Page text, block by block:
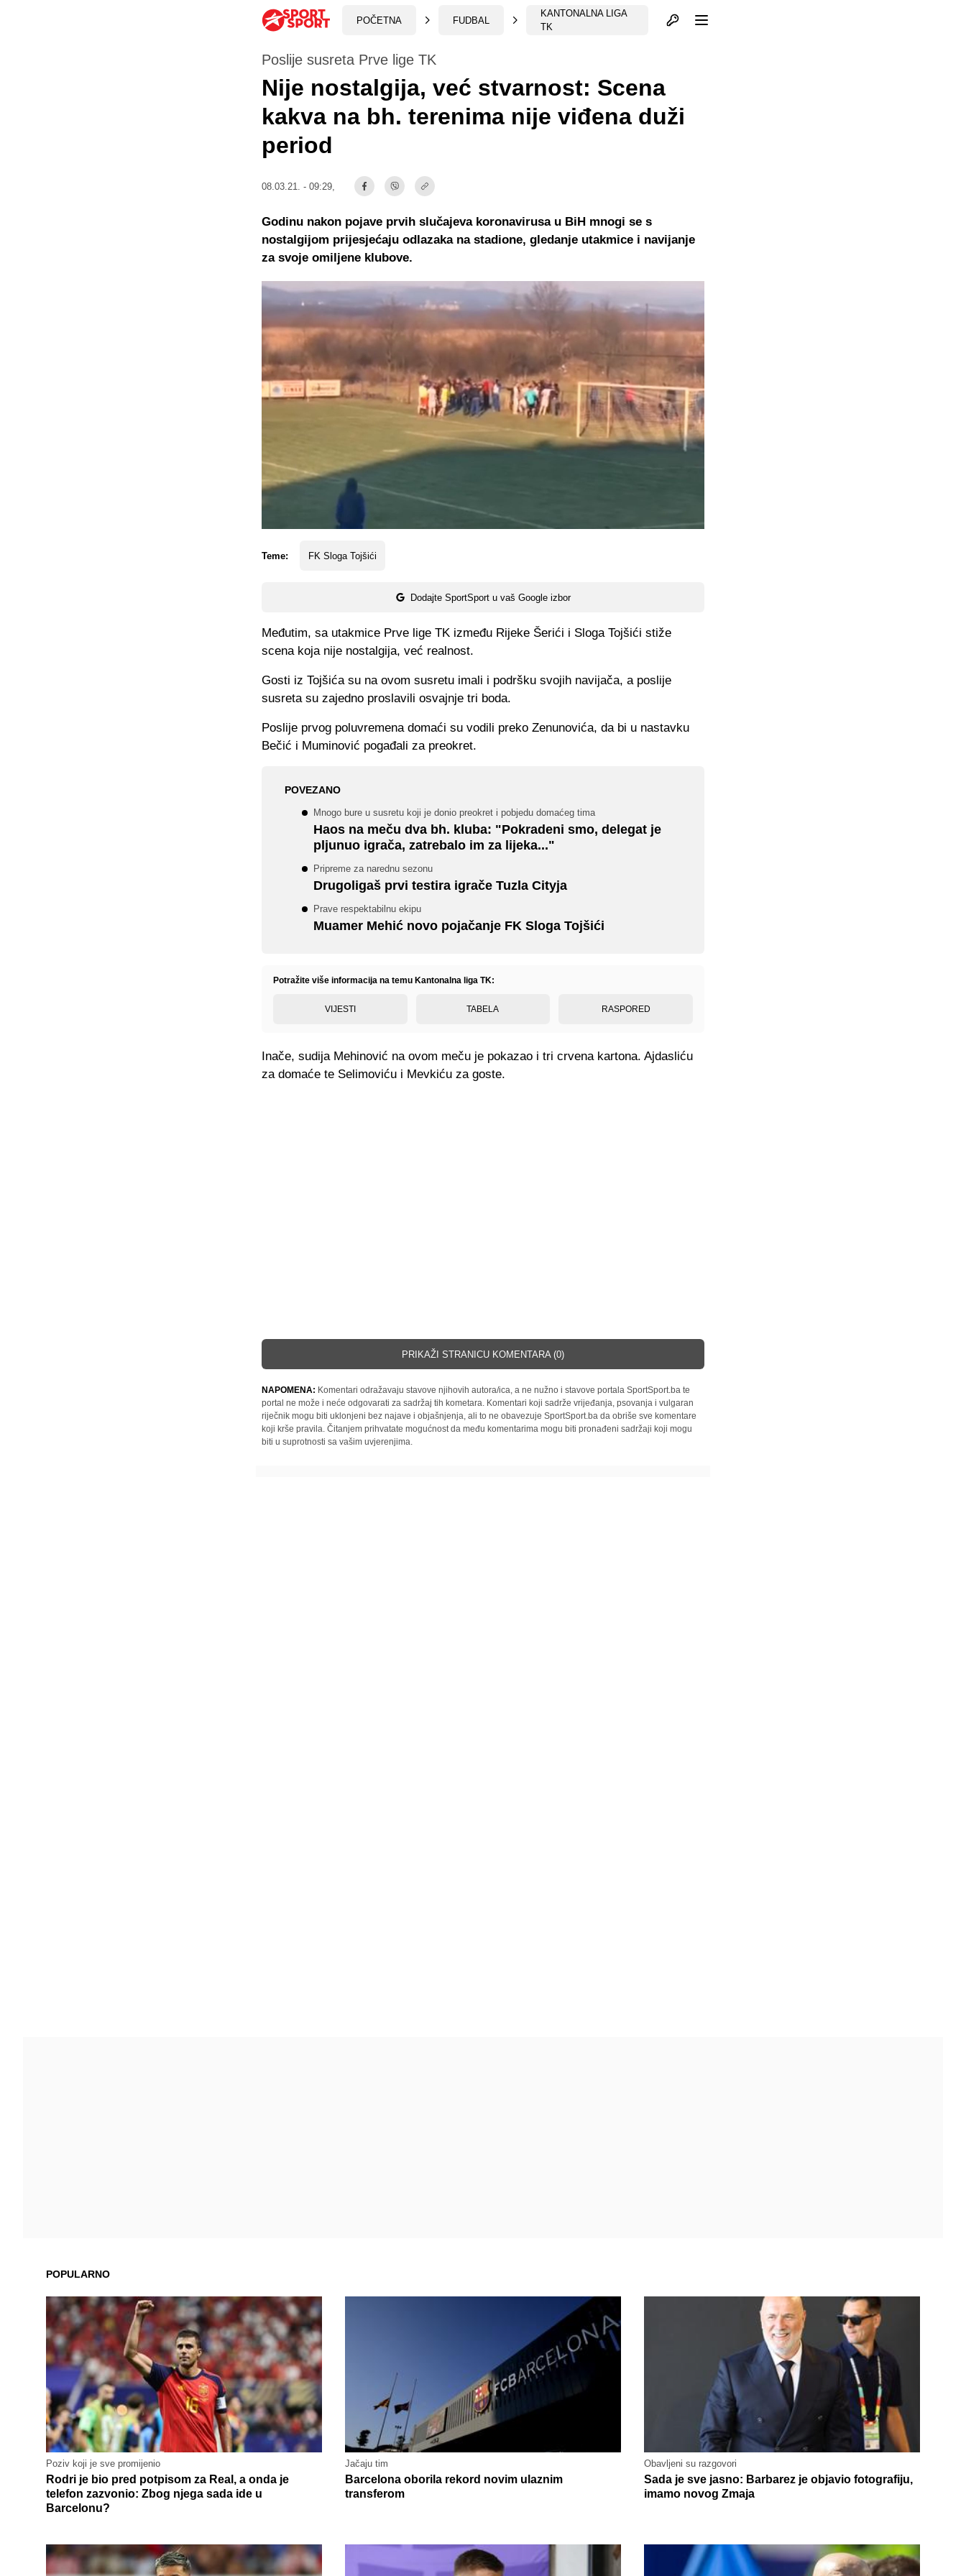
POČETNA FUDBAL
KANTONALNA LIGA
TK
Otvori profil
Poslije susreta Prve lige TK
Nije nostalgija, već stvarnost: Scena
kakva na bh. terenima nije viđena duži
period
08.03.21. - 09:29,
Teme: FK Sloga Tojšići
Dodajte SportSport u vaš Google izbor
Godinu nakon pojave prvih slučajeva koronavirusa u BiH mnogi se s
nostalgijom prijesjećaju odlazaka na stadione, gledanje utakmice i navijanje
za svoje omiljene klubove.
Međutim, sa utakmice Prve lige TK između Rijeke Šerići i Sloga Tojšići stiže
scena koja nije nostalgija, već realnost.
Gosti iz Tojšića su na ovom susretu imali i podršku svojih navijača, a poslije
susreta su zajedno proslavili osvajnje tri boda.
Poslije prvog poluvremena domaći su vodili preko Zenunovića, da bi u nastavku
Bečić i Muminović pogađali za preokret.
POVEZANO
Mnogo bure u susretu koji je donio preokret i pobjedu domaćeg tima
Haos na meču dva bh. kluba: "Pokradeni smo, delegat je
pljunuo igrača, zatrebalo im za lijeka..."
Pripreme za narednu sezonu
Drugoligaš prvi testira igrače Tuzla Cityja
Prave respektabilnu ekipu
Muamer Mehić novo pojačanje FK Sloga Tojšići
Potražite više informacija na temu Kantonalna liga TK:
VIJESTI TABELA RASPORED
Inače, sudija Mehinović na ovom meču je pokazao i tri crvena kartona. Ajdasliću
za domaće te Selimoviću i Mevkiću za goste.
PRIKAŽI STRANICU KOMENTARA (0)
NAPOMENA: Komentari odražavaju stavove njihovih autora/ica, a ne nužno i stavove portala SportSport.ba te
portal ne može i neće odgovarati za sadržaj tih kometara. Komentari koji sadrže vrijeđanja, psovanja i vulgaran
riječnik mogu biti uklonjeni bez najave i objašnjenja, ali to ne obavezuje SportSport.ba da obriše sve komentare
koji krše pravila. Čitanjem prihvatate mogućnost da među komentarima mogu biti pronađeni sadržaji koji mogu
biti u suprotnosti sa vašim uvjerenjima.
POPULARNO
Poziv koji je sve promijenio
Rodri je bio pred potpisom za Real, a onda je
telefon zazvonio: Zbog njega sada ide u
Barcelonu?
Jačaju tim
Barcelona oborila rekord novim ulaznim
transferom
Obavljeni su razgovori
Sada je sve jasno: Barbarez je objavio fotografiju,
imamo novog Zmaja